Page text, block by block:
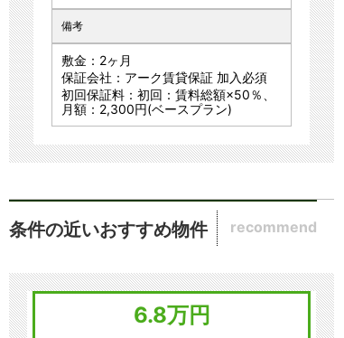
備考
敷金：2ヶ月
保証会社：アーク賃貸保証 加入必須
初回保証料：初回：賃料総額×50％、
月額：2,300円(ベースプラン)
条件の近いおすすめ物件 recommend
6.8万円